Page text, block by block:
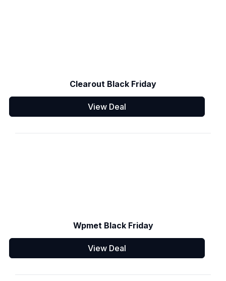
Clearout Black Friday
View Deal
Wpmet Black Friday
View Deal